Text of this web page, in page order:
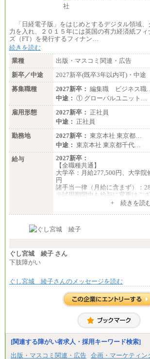
「日経電子版」をはじめとするデジタル領域、
力を入れ、２０１５年には英国の有力経済紙フ
ズ（FT）を発行するフィナン…
続きを読む
業種
出版・マスコミ関連・広告
新卒／中途
2027新卒(既卒3年以内可)・中途
募集職種
2027新卒： 編集職 ビジネス職
中途： ① グローバルユニット…
雇用形態
2027新卒： 正社員
中途： 正社員
勤務地
2027新卒： 東京本社 東京都…
中途： 東京本社 東京都千代…
給与
2027新卒：
【全職種共通】
大学卒：月給277,500円、大学院
円
諸手当一律（月給に含まず）：
※試用期間中も給与に変更はござ
月給370,000円～
ます。
の各種手当を含む金額です）
+ 続きを読
ぐし宮城 綾子 さん
下肢障がい
ぐし宮城 綾子さんのメッセージを読む
[関連する障がい者求人・採用キーワード検索]
出版・マスコミ関連・広告 企画・マーケティン